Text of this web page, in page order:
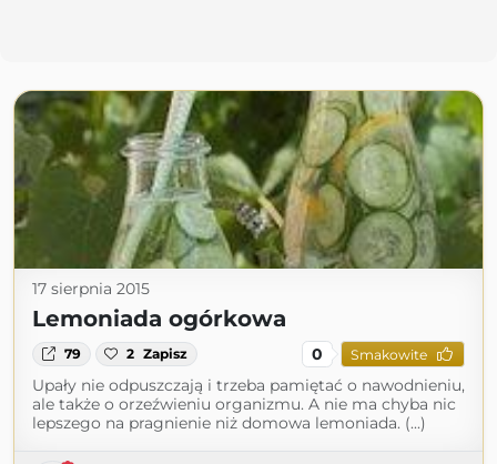
17 sierpnia 2015
Lemoniada ogórkowa
79 2 Zapisz 0 Smakowite
Upały nie odpuszczają i trzeba pamiętać o nawodnieniu,
ale także o orzeźwieniu organizmu. A nie ma chyba nic
lepszego na pragnienie niż domowa lemoniada. (...)